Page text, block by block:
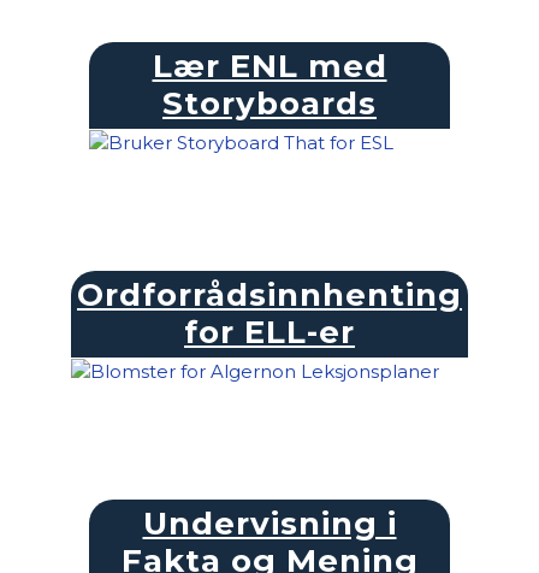
Lær ENL med
Storyboards
Ordforrådsinnhenting
for ELL-er
Undervisning i
Fakta og Mening